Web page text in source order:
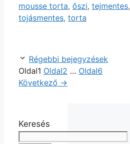
mousse torta, őszi, tejmentes,
tojásmentes, torta
Régebbi bejegyzések
Oldal1 Oldal2 … Oldal6
Következő →
Keresés